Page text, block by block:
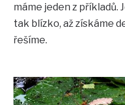
máme jeden z příkladů.
tak blízko, až získáme
řešíme.